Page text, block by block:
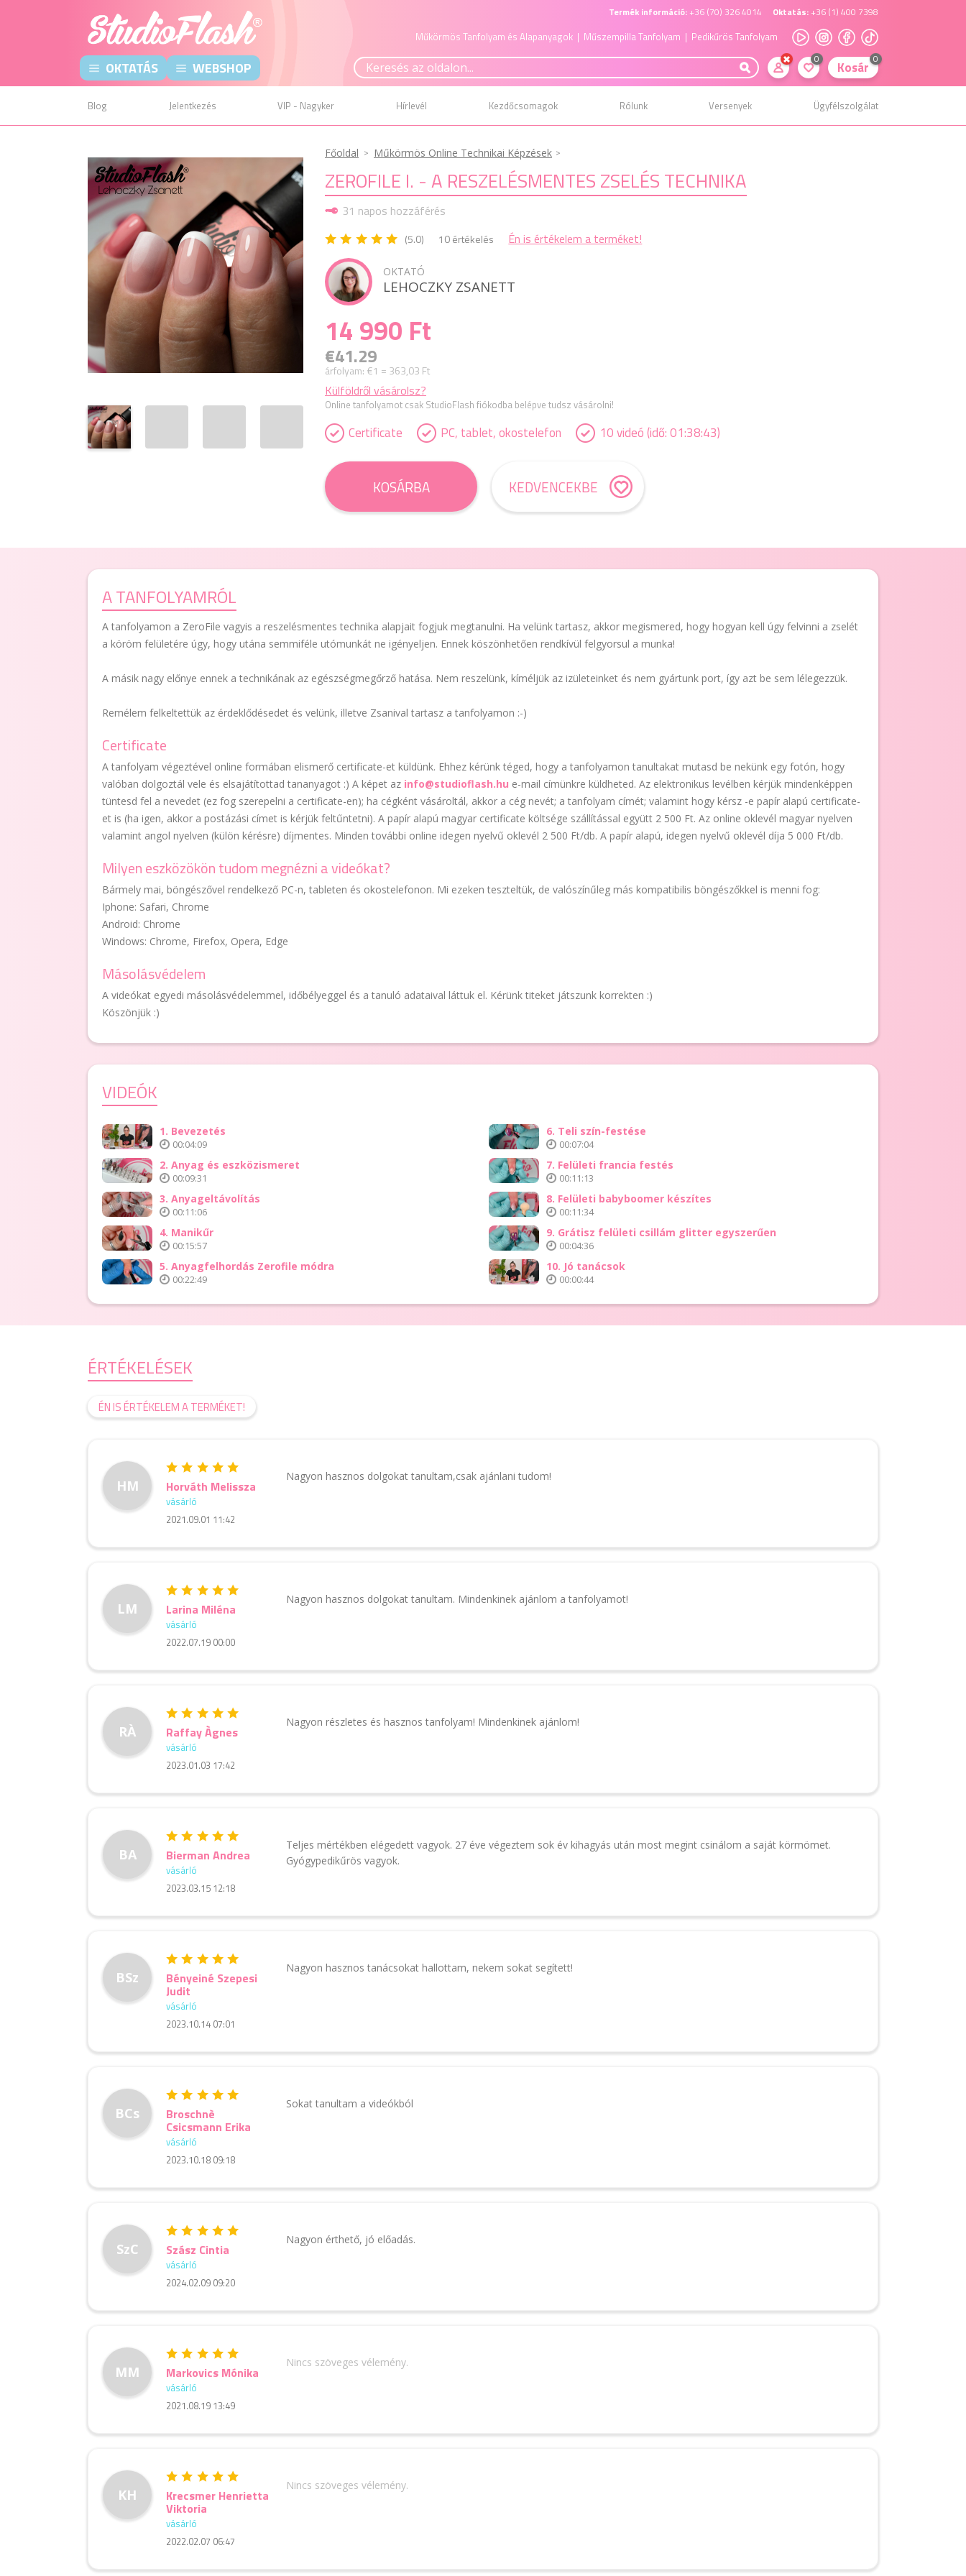
Termék információ: +36 (70) 326 4014 Oktatás: +36 (1) 400 7398
Műkörmös Tanfolyam és Alapanyagok | Műszempilla Tanfolyam | Pedikűrös Tanfolyam
OKTATÁS WEBSHOP 0 Kosár 0
Blog Jelentkezés VIP - Nagyker Hírlevél Kezdőcsomagok Rólunk Versenyek Ügyfélszolgálat
Főoldal Műkörmös Online Technikai Képzések
ZEROFILE I. - A RESZELÉSMENTES ZSELÉS TECHNIKA
31 napos hozzáférés
(5.0) 10 értékelés Én is értékelem a terméket!
OKTATÓ
LEHOCZKY ZSANETT
14 990 Ft
€41.29
árfolyam: €1 = 363,03 Ft
Külföldről vásárolsz?
Online tanfolyamot csak StudioFlash fiókodba belépve tudsz vásárolni!
Certificate PC, tablet, okostelefon 10 videó (idő: 01:38:43)
KOSÁRBA KEDVENCEKBE
A TANFOLYAMRÓL
A tanfolyamon a ZeroFile vagyis a reszelésmentes technika alapjait fogjuk megtanulni. Ha velünk tartasz, akkor megismered, hogy hogyan kell úgy felvinni a zselét
a köröm felületére úgy, hogy utána semmiféle utómunkát ne igényeljen. Ennek köszönhetően rendkívül felgyorsul a munka!
A másik nagy előnye ennek a technikának az egészségmegőrző hatása. Nem reszelünk, kíméljük az izületeinket és nem gyártunk port, így azt be sem lélegezzük.
Remélem felkeltettük az érdeklődésedet és velünk, illetve Zsanival tartasz a tanfolyamon :-)
Certificate
A tanfolyam végeztével online formában elismerő certificate-et küldünk. Ehhez kérünk téged, hogy a tanfolyamon tanultakat mutasd be nekünk egy fotón, hogy
valóban dolgoztál vele és elsajátítottad tananyagot :) A képet az info@studioflash.hu e-mail címünkre küldheted. Az elektronikus levélben kérjük mindenképpen
tüntesd fel a nevedet (ez fog szerepelni a certificate-en); ha cégként vásároltál, akkor a cég nevét; a tanfolyam címét; valamint hogy kérsz -e papír alapú certificate-
et is (ha igen, akkor a postázási címet is kérjük feltűntetni). A papír alapú magyar certificate költsége szállítással együtt 2 500 Ft. Az online oklevél magyar nyelven
valamint angol nyelven (külön kérésre) díjmentes. Minden további online idegen nyelvű oklevél 2 500 Ft/db. A papír alapú, idegen nyelvű oklevél díja 5 000 Ft/db.
Milyen eszközökön tudom megnézni a videókat?
Bármely mai, böngészővel rendelkező PC-n, tableten és okostelefonon. Mi ezeken teszteltük, de valószínűleg más kompatibilis böngészőkkel is menni fog:
Iphone: Safari, Chrome
Android: Chrome
Windows: Chrome, Firefox, Opera, Edge
Másolásvédelem
A videókat egyedi másolásvédelemmel, időbélyeggel és a tanuló adataival láttuk el. Kérünk titeket játszunk korrekten :)
Köszönjük :)
VIDEÓK
1. Bevezetés
00:04:09
2. Anyag és eszközismeret
00:09:31
3. Anyageltávolítás
00:11:06
4. Manikűr
00:15:57
5. Anyagfelhordás Zerofile módra
00:22:49
6. Teli szín-festése
00:07:04
7. Felületi francia festés
00:11:13
8. Felületi babyboomer készítes
00:11:34
9. Grátisz felületi csillám glitter egyszerűen
00:04:36
10. Jó tanácsok
00:00:44
ÉRTÉKELÉSEK
ÉN IS ÉRTÉKELEM A TERMÉKET!
HM Horváth Melissza
vásárló
2021.09.01 11:42
Nagyon hasznos dolgokat tanultam,csak ajánlani tudom!
LM Larina Miléna
vásárló
2022.07.19 00:00
Nagyon hasznos dolgokat tanultam. Mindenkinek ajánlom a tanfolyamot!
RÀ Raffay Àgnes
vásárló
2023.01.03 17:42
Nagyon részletes és hasznos tanfolyam! Mindenkinek ajánlom!
BA Bierman Andrea
vásárló
2023.03.15 12:18
Teljes mértékben elégedett vagyok. 27 éve végeztem sok év kihagyás után most megint csinálom a saját körmömet.
Gyógypedikűrös vagyok.
BSz Bényeiné Szepesi
Judit
vásárló
2023.10.14 07:01
Nagyon hasznos tanácsokat hallottam, nekem sokat segített!
BCs Broschnè
Csicsmann Erika
vásárló
2023.10.18 09:18
Sokat tanultam a videókból
SzC Szász Cintia
vásárló
2024.02.09 09:20
Nagyon érthető, jó előadás.
MM Markovics Mónika
vásárló
2021.08.19 13:49
Nincs szöveges vélemény.
KH Krecsmer Henrietta
Viktoria
vásárló
2022.02.07 06:47
Nincs szöveges vélemény.